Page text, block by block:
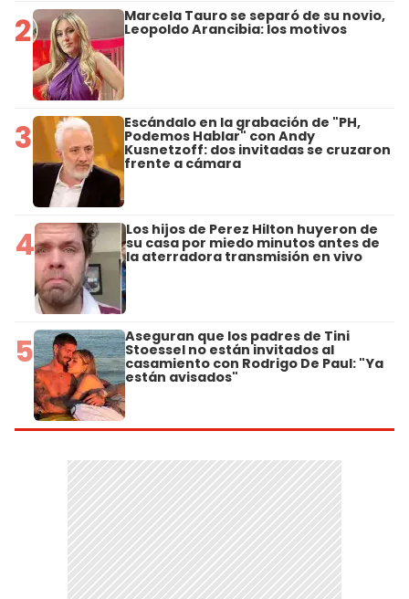
2 Marcela Tauro se separó de su novio,
Leopoldo Arancibia: los motivos
3 Escándalo en la grabación de "PH,
Podemos Hablar" con Andy
Kusnetzoff: dos invitadas se cruzaron
frente a cámara
4 Los hijos de Perez Hilton huyeron de
su casa por miedo minutos antes de
la aterradora transmisión en vivo
5 Aseguran que los padres de Tini
Stoessel no están invitados al
casamiento con Rodrigo De Paul: "Ya
están avisados"